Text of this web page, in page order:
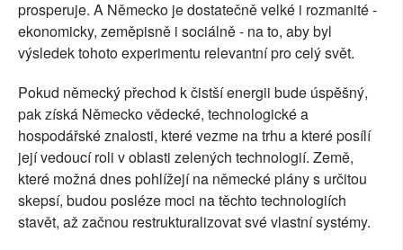
prosperuje. A Německo je dostatečně velké i rozmanité -
ekonomicky, zeměpisně i sociálně - na to, aby byl
výsledek tohoto experimentu relevantní pro celý svět.
Pokud německý přechod k čistší energii bude úspěšný,
pak získá Německo vědecké, technologické a
hospodářské znalosti, které vezme na trhu a které posílí
její vedoucí roli v oblasti zelených technologií. Země,
které možná dnes pohlížejí na německé plány s určitou
skepsí, budou posléze moci na těchto technologiích
stavět, až začnou restrukturalizovat své vlastní systémy.